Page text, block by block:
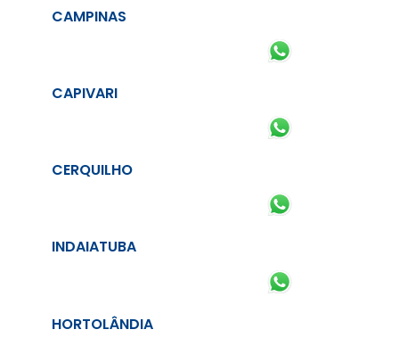
CAMPINAS
CAPIVARI
CERQUILHO
INDAIATUBA
HORTOLÂNDIA